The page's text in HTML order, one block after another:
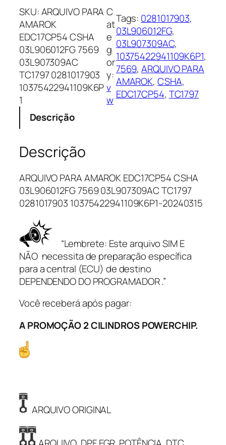
Q
U
I
V
O
P
A
R
A
A
R
O
K
E
D
1
C
P
5
4
C
S
A
0
9
0
6
0
SKU:ARQUIVO PARA
AMAROK
EDC17CP54 CSHA
03L906012FG 7569
03L907309AC
TC1797 0281017903
10375422941109K6P
1
C
at
e
g
or
y:
v
w
Tags: 0281017903
03L906012FG
03L907309AC
10375422941109K6P1
7569, ARQUIVO PARA
AMAROK, CSHA
EDC17CP54, TC1797
Descrição
Descrição
ARQUIVO PARA AMAROK EDC17CP54 CSHA
03L906012FG 7569 03L907309AC TC1797
0281017903 10375422941109K6P1-20240315
“Lembrete: Este arquivo SIM E
NÃO necessita de preparação específica
para a central (ECU) de destino
DEPENDENDO DO PROGRAMADOR .”
Você receberá após pagar:
A PROMOÇÃO 2 CILINDROS POWERCHIP.
ARQUIVO ORIGINAL